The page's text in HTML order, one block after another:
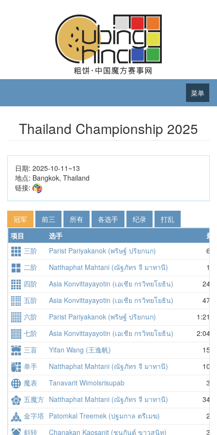
菜单
Thailand Championship 2025
日期: 2025-10-11~13
地点: Bangkok, Thailand
链接:
冠军 前三 所有 各选手 纪录
打乱
项目
选手
最
三阶
Parist Pariyakanok (พริษฐ์ ปริยกนก)
二阶
Natthaphat Mahtani (ณัฐภัทร จี มาทานี)
四阶
Asia Konvittayayotin (เอเชีย กรวิทยโยธิน)
五阶
Asia Konvittayayotin (เอเชีย กรวิทยโยธิน)
六阶
Parist Pariyakanok (พริษฐ์ ปริยกนก)
七阶
Asia Konvittayayotin (เอเชีย กรวิทยโยธิน)
三盲
Yifan Wang (王逸帆)
单手
Natthaphat Mahtani (ณัฐภัทร จี มาทานี)
魔表
Tanavarit Wimolsrisupab
五魔方 Natthaphat Mahtani (ณัฐภัทร จี มาทานี)
金字塔 Patomkal Treemek (ปฐมกาล ตรีเมฆ)
斜转
Chanakan Kaosanit (ชนกันต์ ขาวสนิท)